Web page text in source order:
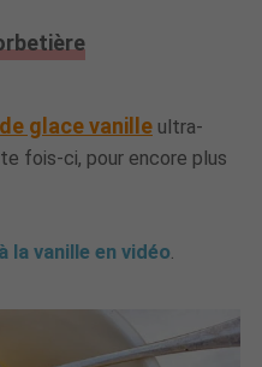
glace vanille ultra-
fois-ci, pour encore plus
la vanille en vidéo